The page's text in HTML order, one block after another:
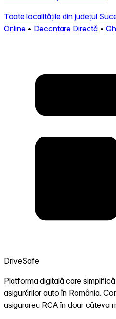
Toate localitățile din județul
Online • Decontare Directă •
DriveSafe
Platforma digitală care
asigurărilor auto în România.
asigurarea RCA în doar câteva